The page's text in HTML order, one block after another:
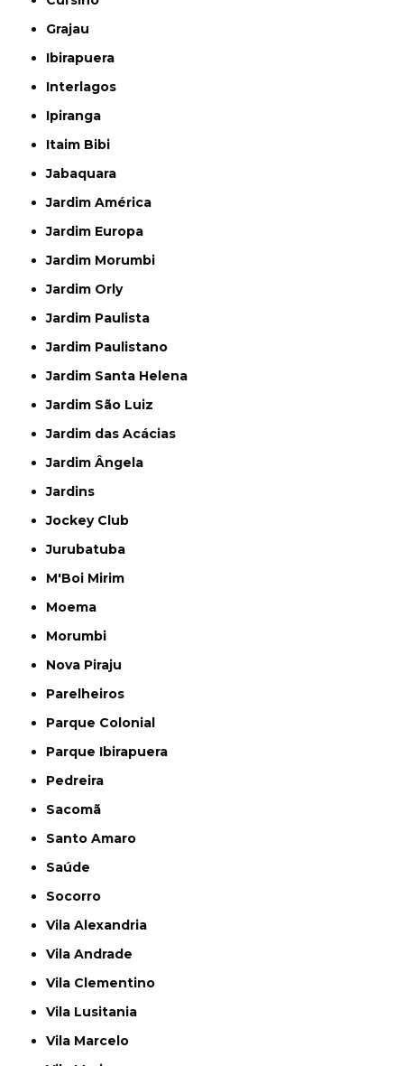
Grajau
Ibirapuera
Interlagos
Ipiranga
Itaim Bibi
Jabaquara
Jardim América
Jardim Europa
Jardim Morumbi
Jardim Orly
Jardim Paulista
Jardim Paulistano
Jardim Santa Helena
Jardim São Luiz
Jardim das Acácias
Jardim Ângela
Jardins
Jockey Club
Jurubatuba
M'Boi Mirim
Moema
Morumbi
Nova Piraju
Parelheiros
Parque Colonial
Parque Ibirapuera
Pedreira
Sacomã
Santo Amaro
Saúde
Socorro
Vila Alexandria
Vila Andrade
Vila Clementino
Vila Lusitania
Vila Marcelo